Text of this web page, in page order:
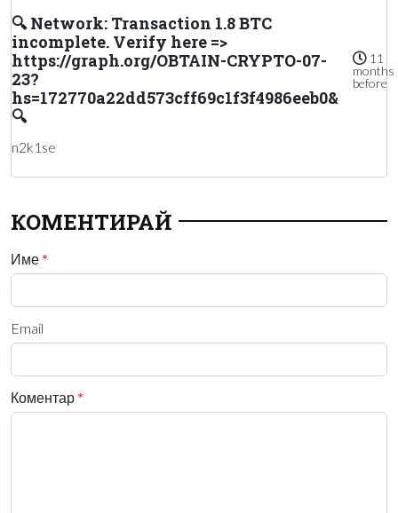
🔍 Network: Transaction 1.8 BTC
incomplete. Verify here =>
https://graph.org/OBTAIN-CRYPTO-07-
23?
hs=172770a22dd573cff69c1f3f4986eeb0&
🔍
11
months
before
n2k1se
КОМЕНТИРАЙ
Име *
Email
Коментар *